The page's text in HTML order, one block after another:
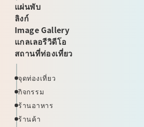
แผ่นพับ
ลิงก์
Image Gallery
แกลเลอรีวิดีโอ
สถานที่ท่องเที่ยว
จุดท่องเที่ยว
กิจกรรม
ร้านอาหาร
ร้านค้า